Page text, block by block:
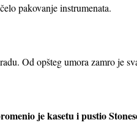
pakovanje instrumenata.
Od opšteg umora zamro je
je kasetu i pustio